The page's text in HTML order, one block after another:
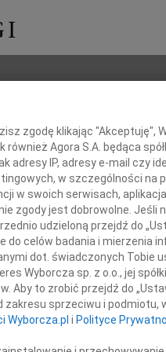
zgodę klikając "Akceptuję",
również Agora S.A. będąca
adresy IP, adresy e-mail czy
w szczególności na
w swoich serwisach,
zgody jest dobrowolne. Jeśli
udzieloną przejdź do
do celów badania i mierzenia
dot. świadczonych Tobie
Wyborcza sp. z o.o., jej
Aby to zrobić przejdź do
sprzeciwu i podmiotu,
Wyborcza.pl i Polityce